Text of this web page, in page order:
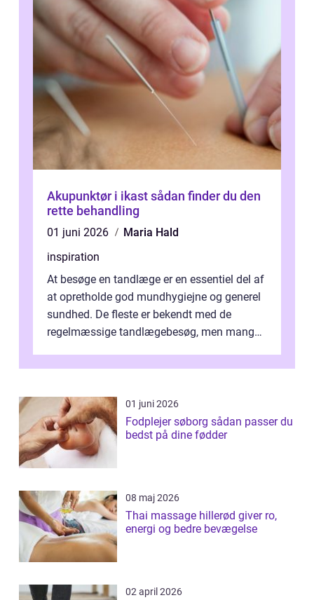
Akupunktør i ikast sådan finder du den
rette behandling
01 juni 2026
Maria Hald
inspiration
At besøge en tandlæge er en essentiel del af
at opretholde god mundhygiejne og generel
sundhed. De fleste er bekendt med de
regelmæssige tandlægebesøg, men mange
01 juni 2026
Fodplejer søborg sådan passer du
bedst på dine fødder
08 maj 2026
Thai massage hillerød giver ro,
energi og bedre bevægelse
02 april 2026